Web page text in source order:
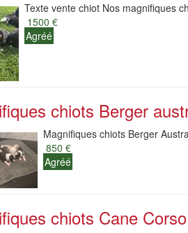
Texte vente chiot Nos magnifiques
1500 €
Agréé
chiots Berger
Magnifiques chiots Berger
850 €
Agréé
chiots Cane Corso